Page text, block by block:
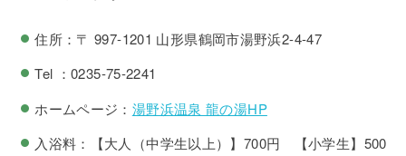
住所：〒 997-1201 山形県鶴岡市湯野浜2-4-47
Tel ：0235-75-2241
ホームページ： 湯野浜温泉 龍の湯HP
入浴料：【大人（中学生以上）】700円 【小学生】500